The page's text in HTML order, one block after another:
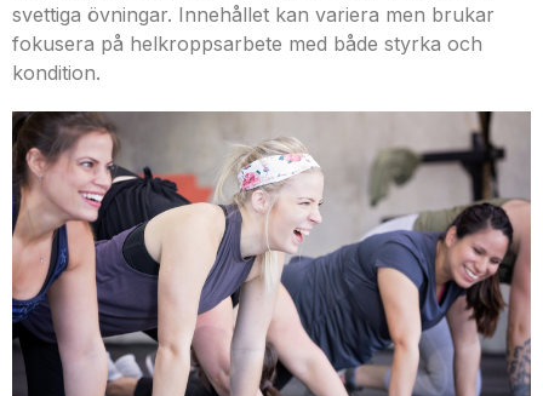
svettiga övningar. Innehållet kan variera men brukar
fokusera på helkroppsarbete med både styrka och
kondition.